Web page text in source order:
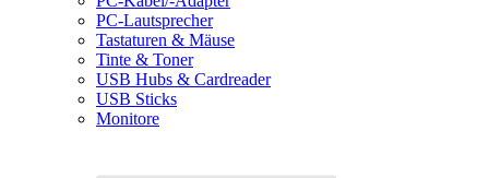
PC-Lautsprecher
Tastaturen & Mäuse
Tinte & Toner
USB Hubs & Cardreader
USB Sticks
Monitore